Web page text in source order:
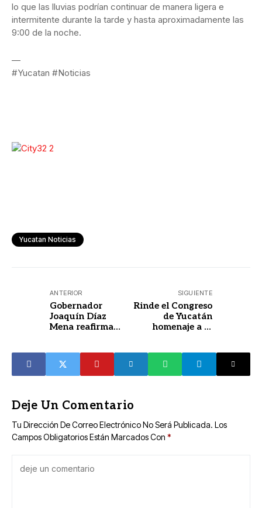
lo que las lluvias podrían continuar de manera ligera e
intermitente durante la tarde y hasta aproximadamente las
9:00 de la noche.
—
#Yucatan #Noticias
Yucatan Noticias
ANTERIOR
Gobernador
Joaquín Díaz
Mena reafirma
productores en
Mercado Renacer
del Campo
SIGUIENTE
Rinde el Congreso
de Yucatán
homenaje a la
Silvia Sánchez
Molina recibe
máximo galardón.
Deje Un Comentario
Tu Dirección De Correo Electrónico No Será Publicada. Los
Campos Obligatorios Están Marcados Con *